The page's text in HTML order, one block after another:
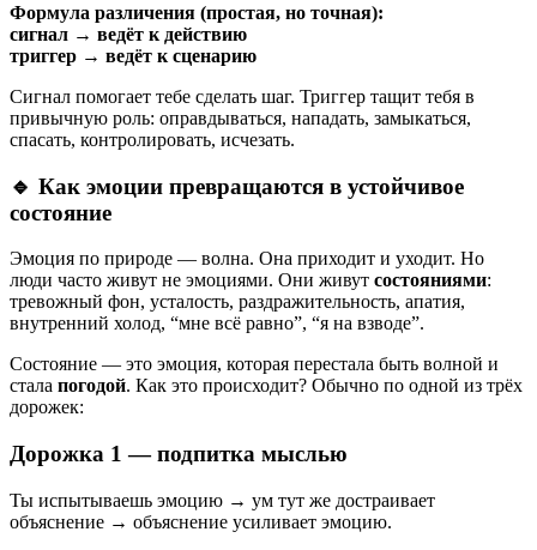
Формула различения (простая, но точная):
сигнал → ведёт к действию
триггер → ведёт к сценарию
Сигнал помогает тебе сделать шаг. Триггер тащит тебя в
привычную роль: оправдываться, нападать, замыкаться,
спасать, контролировать, исчезать.
🔹 Как эмоции превращаются в устойчивое
состояние
Эмоция по природе — волна. Она приходит и уходит. Но
люди часто живут не эмоциями. Они живут состояниями:
тревожный фон, усталость, раздражительность, апатия,
внутренний холод, “мне всё равно”, “я на взводе”.
Состояние — это эмоция, которая перестала быть волной и
стала погодой. Как это происходит? Обычно по одной из трёх
дорожек:
Дорожка 1 — подпитка мыслью
Ты испытываешь эмоцию → ум тут же достраивает
объяснение → объяснение усиливает эмоцию.